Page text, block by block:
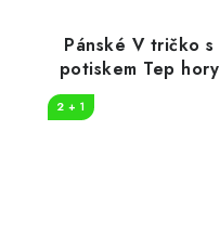
Pánské V tričko s
potiskem Tep hory
2 + 1